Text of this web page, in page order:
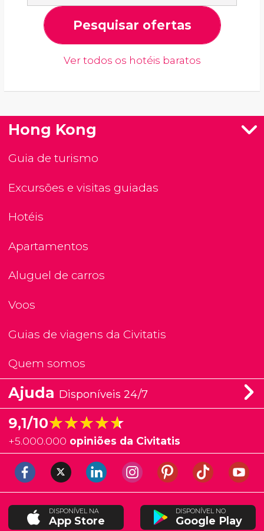
Pesquisar ofertas
Ver todos os hotéis baratos
Hong Kong
Guia de turismo
Excursões e visitas guiadas
Hotéis
Apartamentos
Aluguel de carros
Voos
Guias de viagens da Civitatis
Quem somos
Ajuda Disponíveis 24/7
9,1/10★★★★★
★★★★★
+5.000.000 opiniões da Civitatis
DISPONÍVEL NA
App Store
DISPONÍVEL NO
Google Play